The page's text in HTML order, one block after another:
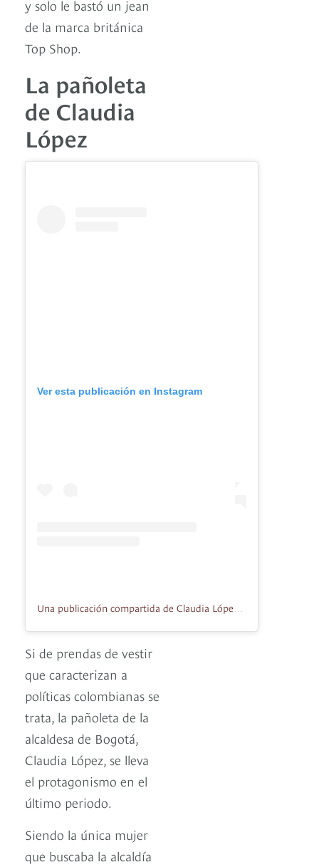
y solo le bastó un jean
de la marca británica
Top Shop.
La pañoleta
de Claudia
López
Ver esta publicación en Instagram
Una publicación compartida de Claudia López (@claudialopezcl)
Si de prendas de vestir
que caracterizan a
políticas colombianas se
trata, la pañoleta de la
alcaldesa de Bogotá,
Claudia López, se lleva
el protagonismo en el
último periodo.
Siendo la única mujer
que buscaba la alcaldía